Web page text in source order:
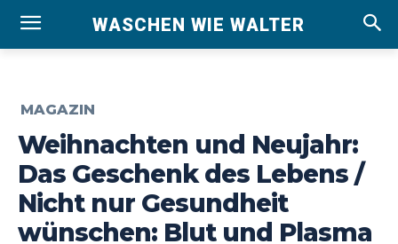
WASCHEN WIE WALTER
MAGAZIN
Weihnachten und Neujahr:
Das Geschenk des Lebens /
Nicht nur Gesundheit
wünschen: Blut und Plasma